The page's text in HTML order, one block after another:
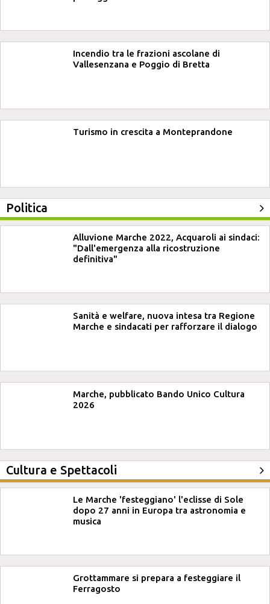
Incendio tra le frazioni ascolane di
Vallesenzana e Poggio di Bretta
Turismo in crescita a Monteprandone
Politica
Alluvione Marche 2022, Acquaroli ai sindaci:
"Dall'emergenza alla ricostruzione
definitiva"
Sanità e welfare, nuova intesa tra Regione
Marche e sindacati per rafforzare il dialogo
Marche, pubblicato Bando Unico Cultura
2026
Cultura e Spettacoli
Le Marche 'festeggiano' l'eclisse di Sole
dopo 27 anni in Europa tra astronomia e
musica
Grottammare si prepara a festeggiare il
Ferragosto